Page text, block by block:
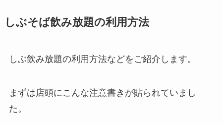
しぶそば飲み放題の利用方法
しぶ飲み放題の利用方法などをご紹介します。
まずは店頭にこんな注意書きが貼られていまし
た。